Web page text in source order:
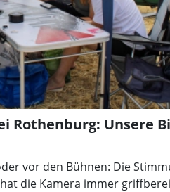
Rothenburg: Unsere
vor den Bühnen: Die
die Kamera immer